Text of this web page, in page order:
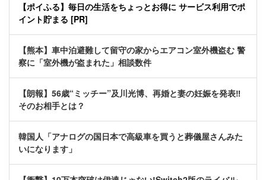
【ポイふる】毎日の生活をちょっとお得に サービス利用でポ
イント貯まる [PR]
【熊本】車中泊避難して留守の家からエアコン室外機盗む 警
察に「室外機が盗まれた」相談数件
【朗報】56歳“ミッチー”及川光博、再婚と妻の妊娠を発表‼
そのお相手とは？
韓国人「アナログの国日本で高級車を買うと葬儀屋さんみた
いになります」